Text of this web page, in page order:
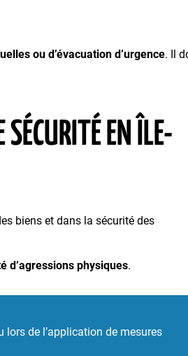
ou d’évacuation d’urgence. Il
SÉCURITÉ EN ÎLE-
biens et dans la sécurité des
d’agressions physiques.
de l’application de mesures